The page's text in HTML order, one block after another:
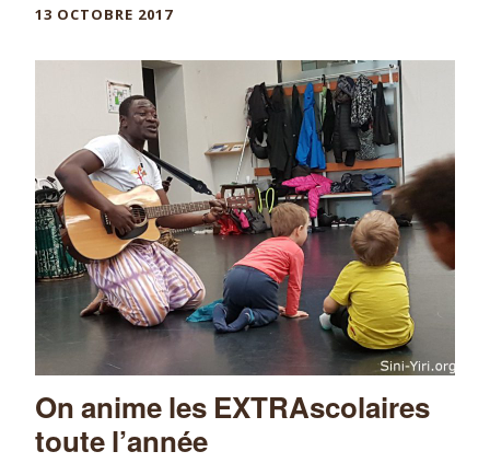
13 OCTOBRE 2017
On anime les EXTRAscolaires
toute l’année